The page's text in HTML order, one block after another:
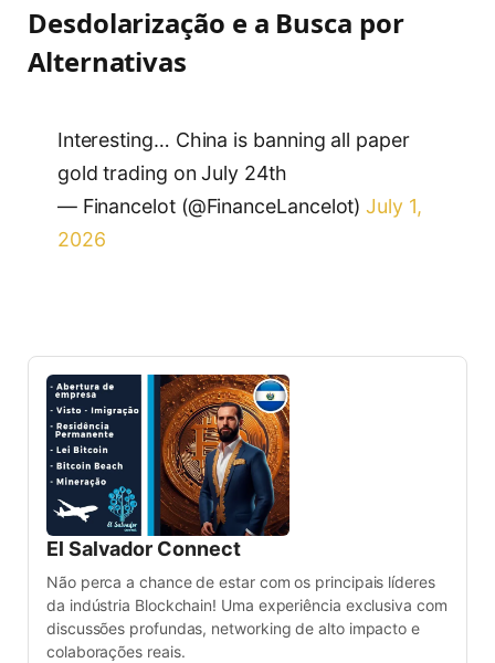
Desdolarização e a Busca por
Alternativas
Interesting… China is banning all paper
gold trading on July 24th
— Financelot (@FinanceLancelot)July 1,
2026
El Salvador Connect
Não perca a chance de estar com os principais líderes
da indústria Blockchain! Uma experiência exclusiva com
discussões profundas, networking de alto impacto e
colaborações reais.